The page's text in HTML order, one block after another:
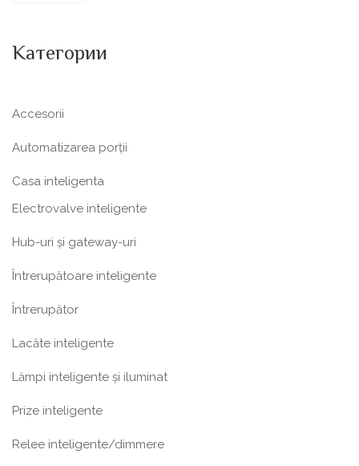
Категории
Accesorii
Automatizarea porții
Casa inteligenta
Electrovalve inteligente
Hub-uri și gateway-uri
Întrerupătoare inteligente
Întrerupător
Lacăte inteligente
Lămpi inteligente și iluminat
Prize inteligente
Relee inteligente/dimmere